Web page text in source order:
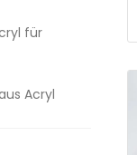
für
Acryl